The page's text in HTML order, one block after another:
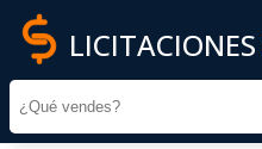
LICITACIONES